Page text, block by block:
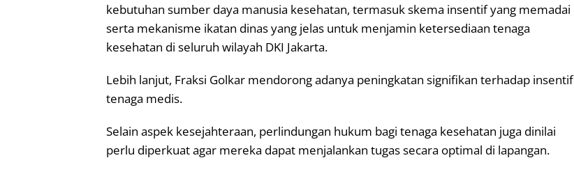
kebutuhan sumber daya manusia kesehatan, termasuk skema insentif yang memadai
serta mekanisme ikatan dinas yang jelas untuk menjamin ketersediaan tenaga
kesehatan di seluruh wilayah DKI Jakarta.
Lebih lanjut, Fraksi Golkar mendorong adanya peningkatan signifikan terhadap insentif
tenaga medis.
Selain aspek kesejahteraan, perlindungan hukum bagi tenaga kesehatan juga dinilai
perlu diperkuat agar mereka dapat menjalankan tugas secara optimal di lapangan.